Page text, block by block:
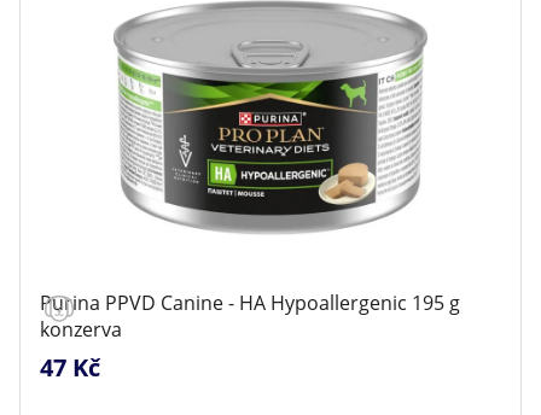
Purina PPVD Canine - HA Hypoallergenic 195 g
konzerva
47 Kč